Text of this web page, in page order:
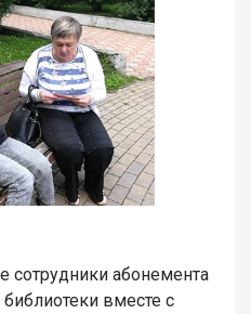
абонемента
вместе с